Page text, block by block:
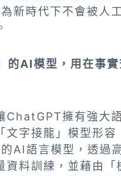
新時代下不會被人
的AI模型，用在事
ChatGPT擁有強大
文字接龍」模型形容
AI語言模型，透過
資料訓練，並藉由「